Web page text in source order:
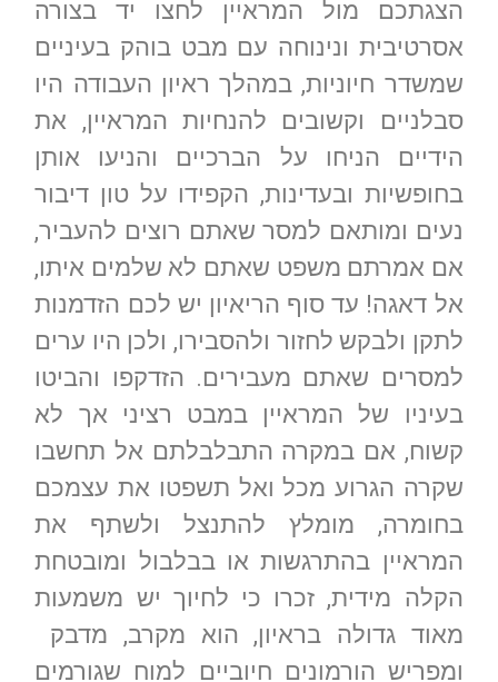
הצגתכם מול המראיין לחצו יד בצורה
אסרטיבית ונינוחה עם מבט בוהק בעיניים
שמשדר חיוניות, במהלך ראיון העבודה היו
סבלניים וקשובים להנחיות המראיין, את
הידיים הניחו על הברכיים והניעו אותן
בחופשיות ובעדינות, הקפידו על טון דיבור
נעים ומותאם למסר שאתם רוצים להעביר,
אם אמרתם משפט שאתם לא שלמים איתו,
אל דאגה! עד סוף הריאיון יש לכם הזדמנות
לתקן ולבקש לחזור ולהסבירו, ולכן היו ערים
למסרים שאתם מעבירים. הזדקפו והביטו
בעיניו של המראיין במבט רציני אך לא
קשוח, אם במקרה התבלבלתם אל תחשבו
שקרה הגרוע מכל ואל תשפטו את עצמכם
בחומרה, מומלץ להתנצל ולשתף את
המראיין בהתרגשות או בבלבול ומובטחת
הקלה מידית, זכרו כי לחיוך יש משמעות
מאוד גדולה בראיון, הוא מקרב, מדבק
ומפריש הורמונים חיוביים למוח שגורמים